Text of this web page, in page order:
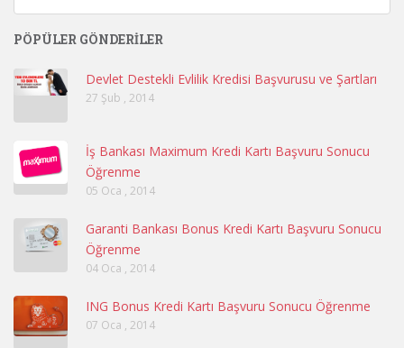
PÖPÜLER GÖNDERILER
Devlet Destekli Evlilik Kredisi Başvurusu ve Şartları
27 Şub , 2014
İş Bankası Maximum Kredi Kartı Başvuru Sonucu
Öğrenme
05 Oca , 2014
Garanti Bankası Bonus Kredi Kartı Başvuru Sonucu
Öğrenme
04 Oca , 2014
ING Bonus Kredi Kartı Başvuru Sonucu Öğrenme
07 Oca , 2014